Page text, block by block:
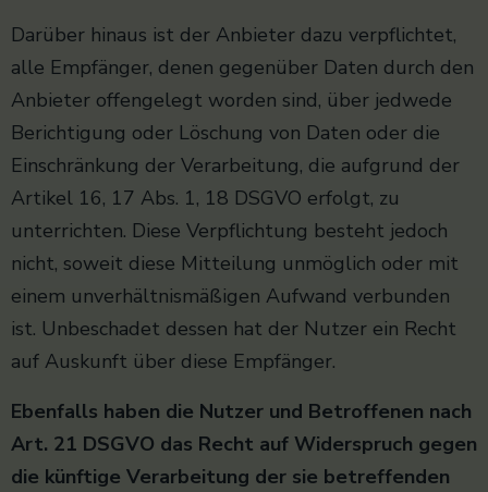
Darüber hinaus ist der Anbieter dazu verpflichtet,
alle Empfänger, denen gegenüber Daten durch den
Anbieter offengelegt worden sind, über jedwede
Berichtigung oder Löschung von Daten oder die
Einschränkung der Verarbeitung, die aufgrund der
Artikel 16, 17 Abs. 1, 18 DSGVO erfolgt, zu
unterrichten. Diese Verpflichtung besteht jedoch
nicht, soweit diese Mitteilung unmöglich oder mit
einem unverhältnismäßigen Aufwand verbunden
ist. Unbeschadet dessen hat der Nutzer ein Recht
auf Auskunft über diese Empfänger.
Ebenfalls haben die Nutzer und Betroffenen nach
Art. 21 DSGVO das Recht auf Widerspruch gegen
die künftige Verarbeitung der sie betreffenden